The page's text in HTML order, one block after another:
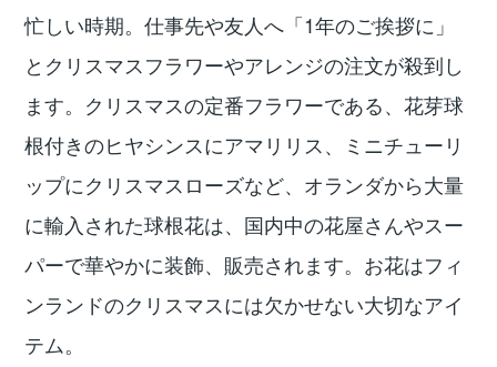
忙しい時期。仕事先や友人へ「1年のご挨拶に」
とクリスマスフラワーやアレンジの注文が殺到し
ます。クリスマスの定番フラワーである、花芽球
根付きのヒヤシンスにアマリリス、ミニチューリ
ップにクリスマスローズなど、オランダから大量
に輸入された球根花は、国内中の花屋さんやスー
パーで華やかに装飾、販売されます。お花はフィ
ンランドのクリスマスには欠かせない大切なアイ
テム。